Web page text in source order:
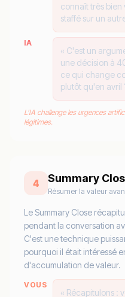
connaît très bien
staffé sur un
IA
« C'est un
une décision à
ce qui change
plutôt qu'en avril
L'IA challenge les urgences
légitimes.
4 Summary
Résumer la valeur
Le Summary Close
pendant la conversation
C'est une technique
pourquoi il était intéressé
d'accumulation de valeur.
VOUS
« Récapitulons :